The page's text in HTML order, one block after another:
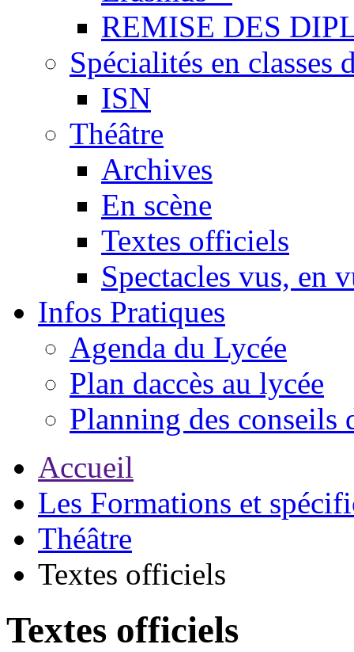
REMISE DES
Spécialités en classes
ISN
Théâtre
Archives
En scène
Textes officiels
Spectacles vus, en
Infos Pratiques
Agenda du Lycée
Plan daccès au lycée
Planning des conseils
Accueil
Les Formations et
Théâtre
Textes officiels
Textes officiels